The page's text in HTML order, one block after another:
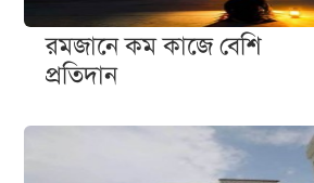
রমজানে কম কাজে বেশি
প্রতিদান